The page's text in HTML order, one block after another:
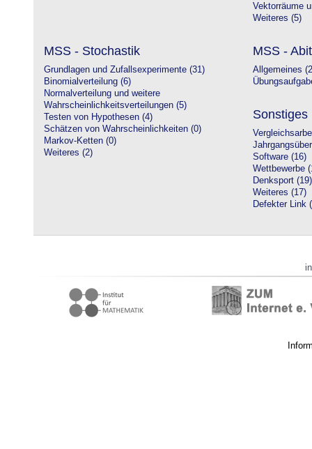
Vektorräume
Weiteres (5)
MSS - Stochastik
Grundlagen und Zufallsexperimente (31)
Binomialverteilung (6)
Normalverteilung und weitere
Wahrscheinlichkeitsverteilungen (5)
Testen von Hypothesen (4)
Schätzen von Wahrscheinlichkeiten (0)
Markov-Ketten (0)
Weiteres (2)
MSS -
Allgemeines
Sonstiges
Software (16)
Wettbewerbe
Denksport (19)
Weiteres (17)
Defekter Link